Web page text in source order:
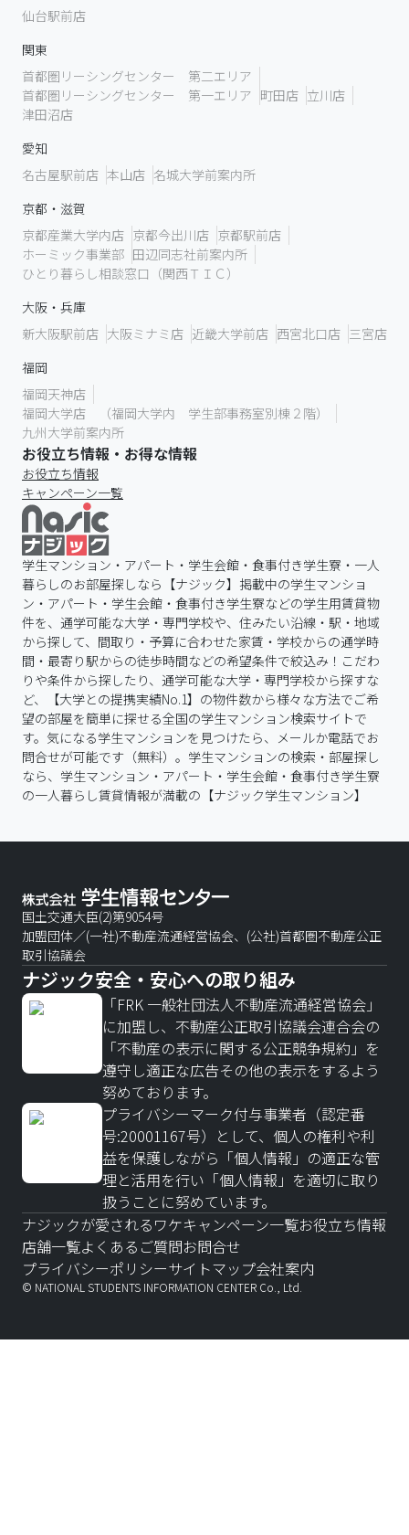
仙台駅前店
関東
首都圏リーシングセンター 第二エリア
首都圏リーシングセンター 第一エリア 町田店 立川店
津田沼店
愛知
名古屋駅前店 本山店 名城大学前案内所
京都・滋賀
京都産業大学内店 京都今出川店 京都駅前店
ホーミック事業部 田辺同志社前案内所
ひとり暮らし相談窓口（関西ＴＩＣ）
大阪・兵庫
新大阪駅前店 大阪ミナミ店 近畿大学前店 西宮北口店 三宮店
福岡
福岡天神店
福岡大学店 （福岡大学内 学生部事務室別棟２階）
九州大学前案内所
お役立ち情報・お得な情報
お役立ち情報
キャンペーン一覧
学生マンション・アパート・学生会館・食事付き学生寮・一人
暮らしのお部屋探しなら【ナジック】掲載中の学生マンショ
ン・アパート・学生会館・食事付き学生寮などの学生用賃貸物
件を、通学可能な大学・専門学校や、住みたい沿線・駅・地域
から探して、間取り・予算に合わせた家賃・学校からの通学時
間・最寄り駅からの徒歩時間などの希望条件で絞込み！こだわ
りや条件から探したり、通学可能な大学・専門学校から探すな
ど、【大学との提携実績No.1】の物件数から様々な方法でご希
望の部屋を簡単に探せる全国の学生マンション検索サイトで
す。気になる学生マンションを見つけたら、メールか電話でお
問合せが可能です（無料）。学生マンションの検索・部屋探し
なら、学生マンション・アパート・学生会館・食事付き学生寮
の一人暮らし賃貸情報が満載の【ナジック学生マンション】
国土交通大臣(2)第9054号
加盟団体／(一社)不動産流通経営協会、(公社)首都圏不動産公正
取引協議会
ナジック安全・安心への取り組み
「FRK 一般社団法人不動産流通経営協会」
に加盟し、不動産公正取引協議会連合会の
「不動産の表示に関する公正競争規約」を
遵守し適正な広告その他の表示をするよう
努めております。
プライバシーマーク付与事業者（認定番
号:20001167号）として、個人の権利や利
益を保護しながら「個人情報」の適正な管
理と活用を行い「個人情報」を適切に取り
扱うことに努めています。
ナジックが愛されるワケキャンペーン一覧お役立ち情報
店舗一覧よくあるご質問お問合せ
プライバシーポリシーサイトマップ会社案内
© NATIONAL STUDENTS INFORMATION CENTER Co., Ltd.